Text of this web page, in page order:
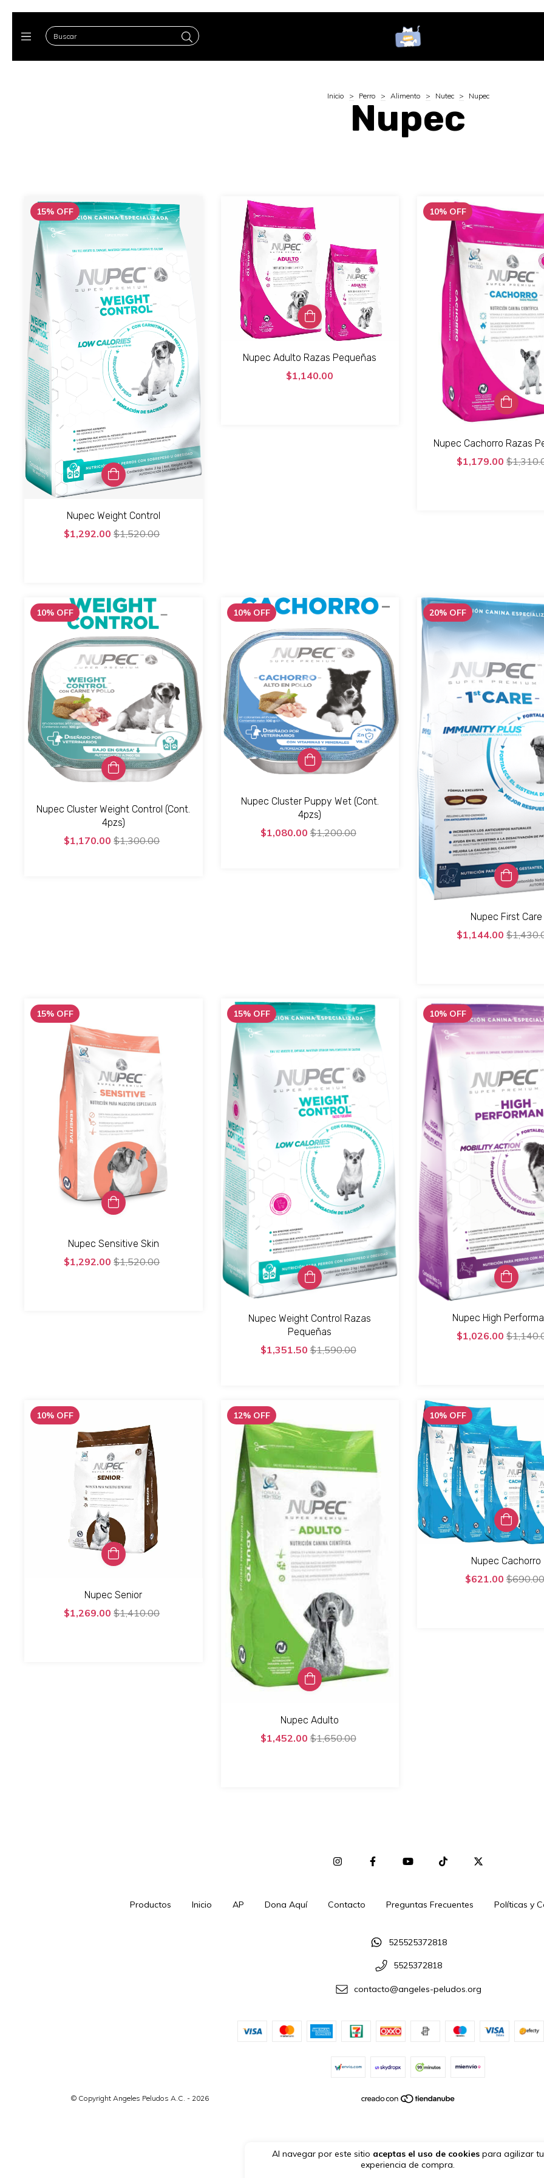
Al navegar por este sitio aceptas el uso de cookiespara agilizar tu
experiencia de compra.
Inicio > Perro > Alimento > Nutec > Nupec
Nupec
15% OFF
Nupec Weight Control
$1,292.00$1,520.00
Nupec Adulto Razas Pequeñas
$1,140.00
10% OFF
Nupec Cachorro Razas
$1,179.00
10% OFF
Nupec Cluster Weight Control (Cont.
4pzs)
$1,170.00$1,300.00
10% OFF
Nupec Cluster Puppy Wet (Cont.
4pzs)
$1,080.00$1,200.00
20% OFF
Nupec First Care
$1,144.00
15% OFF
Nupec Sensitive Skin
$1,292.00$1,520.00
15% OFF
Nupec Weight Control Razas
Pequeñas
$1,351.50$1,590.00
10% OFF
Nupec High
$1,026.00
10% OFF
Nupec Senior
$1,269.00$1,410.00
12% OFF
Nupec Adulto
$1,452.00$1,650.00
10% OFF
Nupec Cachorro
$621.00$690.00
Productos Inicio AP Dona Aquí Contacto Preguntas Frecuentes Políticas y
525525372818
5525372818
contacto@angeles-peludos.org
© Copyright Angeles Peludos A.C. - 2026